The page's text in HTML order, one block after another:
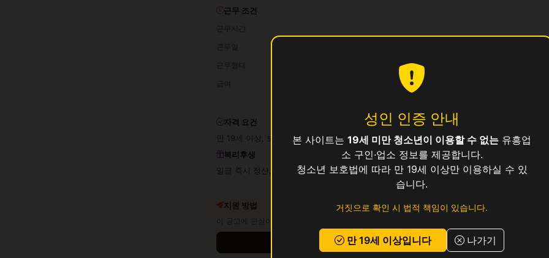
성인 인증 안내
본 사이트는 19세 미만 청소년이 이용할 수 없는 유흥업
소 구인·업소 정보를 제공합니다.
청소년 보호법에 따라 만 19세 이상만 이용하실 수 있
습니다.
거짓으로 확인 시 법적 책임이 있습니다.
만 19세 이상입니다 나가기
근무 조건
25
자격 요건
만 19세 이상, 보건증 소지 (발급 안내 가능)
복리후생
일급 즉시 정산, 교통비 지원, 식사 제공, 기숙사 상담 가능
지원 방법
이 공고에 관심이 있으시면
로그인 후 지원하기